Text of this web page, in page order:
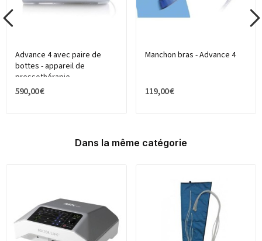
Advance 4 avec paire de
bottes - appareil de
pressothérapie
590,00 €
Manchon bras - Advance 4
119,00 €
Dans la même catégorie